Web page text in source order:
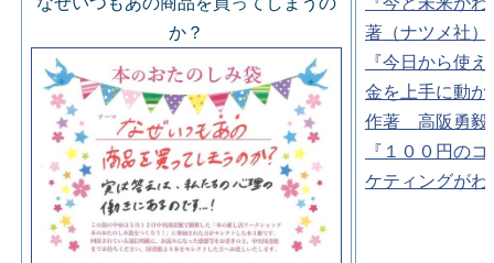
か？
著（ナツメ社）
『今日から使
金を上手に動
作著 高阪勇毅
『１００円の
ケティングが